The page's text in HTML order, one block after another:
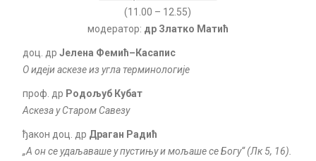
(11.00 – 12.55)
модератор: др Златко Матић
доц. др Јелена Фемић–Касапис
О идеји аскезе из угла терминологије
проф. др Родољуб Кубат
Аскеза у Старом Савезу
ђакон доц. др Драган Радић
„А он се удаљаваше у пустињу и мољаше се Богу“ (Лк 5, 16).